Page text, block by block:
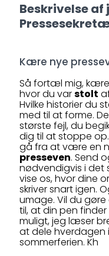
Beskrivelse
Kære nye
Så fortæl mig, kære
hvor du varstolt
Hvilke historier du
med til at forme.
største fejl, du
dig til at stoppe
gå fra at være en
presseven. Send
nødvendigvis i det
vise os, hvor dine
skriver snart igen.
umage. Vil du
til, at din pen
muligt, jeg læser
at dele hverdagen i
sommerferien. Kh